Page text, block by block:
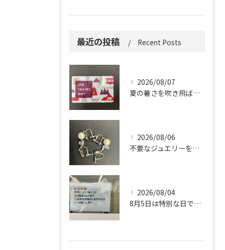
最近の投稿 Recent Posts
2026/08/07
夏の暑さを吹き飛ばしに来てください。
2026/08/06
不要なジュエリーを眠らせていませんか？
2026/08/04
8月5日は特別な日です。